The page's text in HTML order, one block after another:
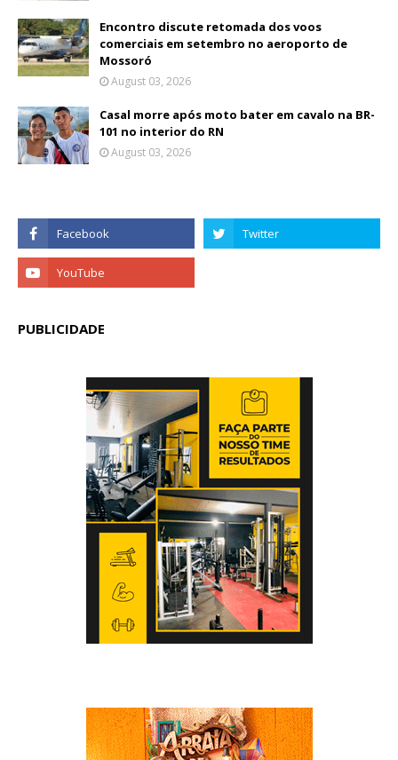
Encontro discute retomada dos voos
comerciais em setembro no aeroporto de
Mossoró
August 03, 2026
Casal morre após moto bater em cavalo na BR-
101 no interior do RN
August 03, 2026
PUBLICIDADE